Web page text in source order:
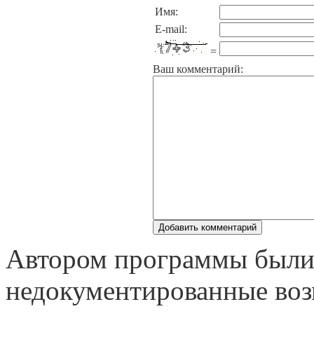
Имя:
E-mail:
=
Ваш комментарий:
Автором программы
недокументированные